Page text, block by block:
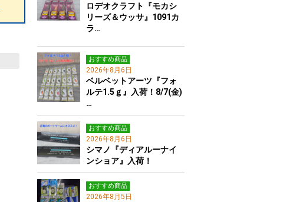
ロデオクラフト『モカシ
リーズ＆ウッサ』1091カ
ラ…
おすすめ商品
2026年8月6日
ベルベットアーツ『フォ
ルテ1.5ｇ』入荷！8/7(金)
…
おすすめ商品
2026年8月6日
シマノ『ディアルーナイ
ンショア』入荷！
おすすめ商品
2026年8月5日